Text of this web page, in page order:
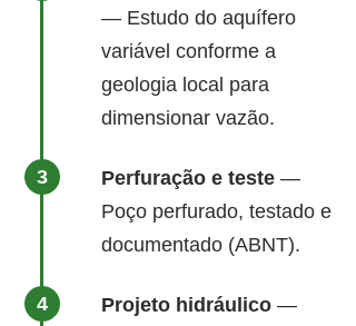
— Estudo do aquífero
variável conforme a
geologia local para
dimensionar vazão.
Perfuração e teste —
Poço perfurado, testado e
documentado (ABNT).
Projeto hidráulico —